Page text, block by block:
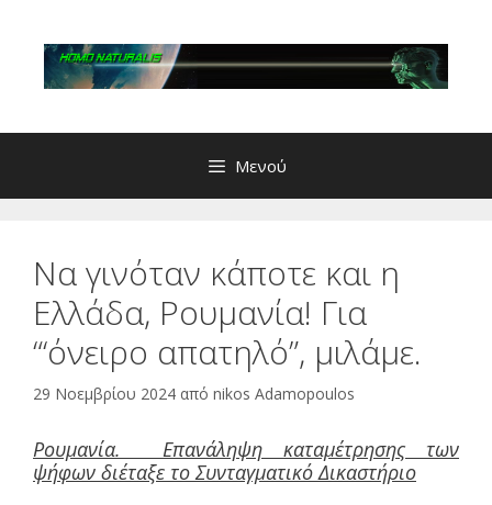
περιεχόμενο
Μενού
Να γινόταν κάποτε και η
Ελλάδα, Ρουμανία! Για
“‘όνειρο απατηλό”, μιλάμε.
29 Νοεμβρίου 2024 από nikos Adamopoulos
Ρουμανία. Επανάληψη καταμέτρησης των
ψήφων διέταξε το Συνταγματικό Δικαστήριο